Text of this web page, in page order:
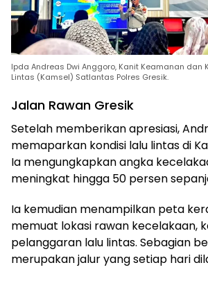
Ipda Andreas Dwi Anggoro, Kanit Keamanan dan
Lintas (Kamsel) Satlantas Polres Gresik.
Jalan Rawan Gresik
Setelah memberikan apresiasi,
memaparkan kondisi lalu lintas di
Ia mengungkapkan angka
meningkat hingga 50 persen
Ia kemudian menampilkan peta
memuat lokasi rawan kecelakaan,
pelanggaran lalu lintas. Sebagian
merupakan jalur yang setiap hari